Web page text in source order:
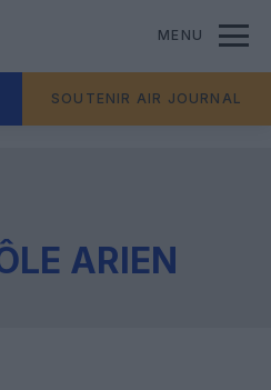
MENU
SOUTENIR AIR JOURNAL
ARIEN